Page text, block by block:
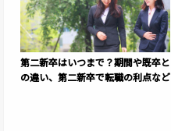
第二新卒はいつまで？期間や既卒と
の違い、第二新卒で転職の利点など